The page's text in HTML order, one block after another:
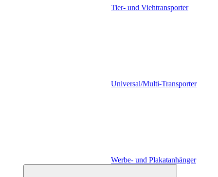
Tier- und Viehtransporter
Universal/Multi-Transporter
Werbe- und Plakatanhänger